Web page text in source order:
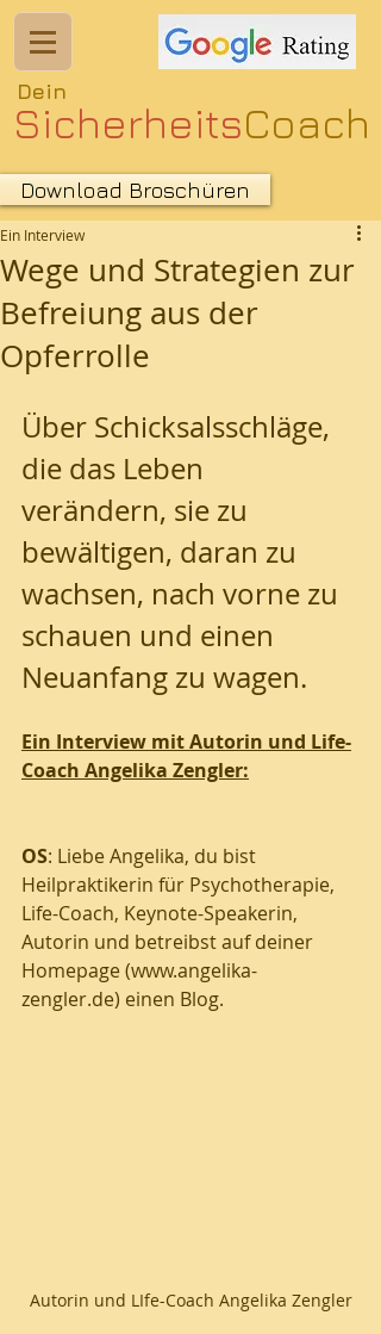
SicherheitsCoach​
Dein​
Download Broschüren
Selbstverteidigung & Eigenschutz
Wege und Strategien zur
Befreiung aus der
Opferrolle
Ein Interview
Über Schicksalsschläge,
die das Leben
verändern, sie zu
bewältigen, daran zu
wachsen, nach vorne zu
schauen und einen
Neuanfang zu wagen.
Ein Interview mit Autorin und Life-
Coach Angelika Zengler:
OS: Liebe Angelika, du bist
Heilpraktikerin für Psychotherapie,
Life-Coach, Keynote-Speakerin,
Autorin und betreibst auf deiner
Homepage (www.angelika-
zengler.de) einen Blog.
Autorin und LIfe-Coach Angelika Zengler